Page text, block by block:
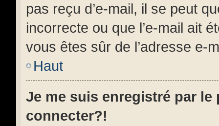
pas reçu d’e-mail, il se peut
incorrecte ou que l’e-mail ait
vous êtes sûr de l’adresse e-
Haut
Je me suis enregistré par le
connecter?!